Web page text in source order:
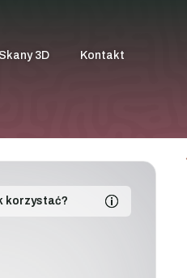
Skany 3D Kontakt
korzystać?